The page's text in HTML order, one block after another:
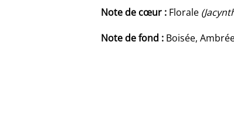
Note de cœur : Florale
Note de fond : Boisée,